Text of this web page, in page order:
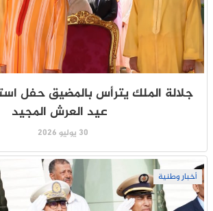
جلالة الملك يترأس بالمضيق حفل
عيد العرش المجيد
30 يوليو 2026
أخبار وطنية